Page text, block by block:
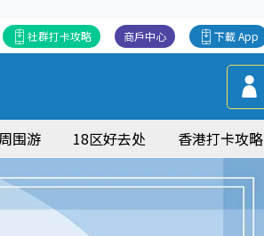
下載 App
商戶中心
社群打卡攻略
围游 18区好去处 香港打卡攻略